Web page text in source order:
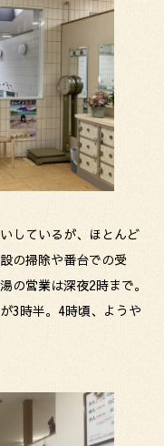
しているが、ほとんど
の掃除や番台での受
の営業は深夜2時まで。
3時半。4時頃、ようや